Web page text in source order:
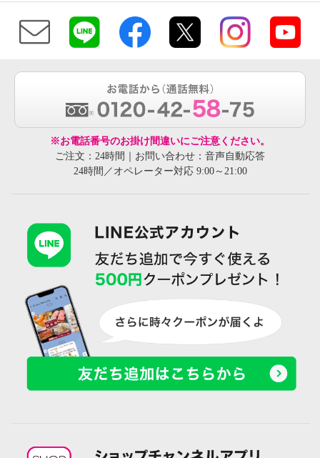
※お電話番号のお掛け間違いにご注意ください。
ご注文：24時間｜お問い合わせ：音声自動応答
24時間／オペレーター対応 9:00～21:00